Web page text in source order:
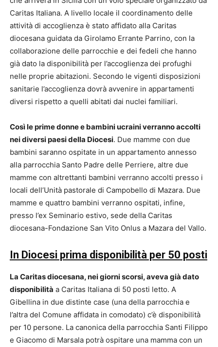
Caritas Italiana. A livello locale il coordinamento delle
attività di accoglienza è stato affidato alla Caritas
diocesana guidata da Girolamo Errante Parrino, con la
collaborazione delle parrocchie e dei fedeli che hanno
già dato la disponibilità per l’accoglienza dei profughi
nelle proprie abitazioni. Secondo le vigenti disposizioni
sanitarie l’accoglienza dovrà avvenire in appartamenti
diversi rispetto a quelli abitati dai nuclei familiari.
Così le prime donne e bambini ucraini verranno accolti
nei diversi paesi della Diocesi. Due mamme con due
bambini saranno ospitate in un appartamento annesso
alla parrocchia Santo Padre delle Perriere, altre due
mamme con altrettanti bambini verranno accolti presso i
locali dell’Unità pastorale di Campobello di Mazara. Due
mamme e quattro bambini verranno ospitati, infine,
presso l’ex Seminario estivo, sede della Caritas
diocesana-Fondazione San Vito Onlus a Mazara del Vallo.
In Diocesi prima disponibilità per 50 posti
La Caritas diocesana, nei giorni scorsi, aveva già dato
disponibilità a Caritas Italiana di 50 posti letto. A
Gibellina in due distinte case (una della parrocchia e
l’altra del Comune affidata in comodato) c’è disponibilità
per 10 persone. La canonica della parrocchia Santi Filippo
e Giacomo di Marsala potrà ospitare una mamma con un